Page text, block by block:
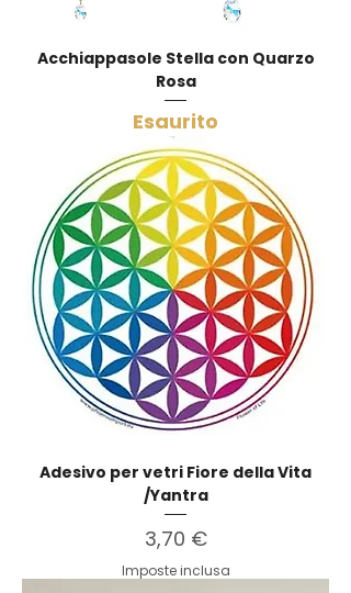
Acchiappasole Stella con Quarzo
Rosa
Esaurito
Adesivo per vetri Fiore della Vita
/Yantra
Prezzo
3,70 €
Imposte inclusa